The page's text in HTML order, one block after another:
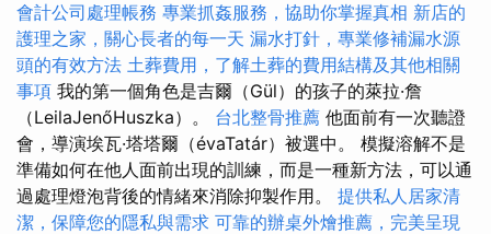
會計公司處理帳務 專業抓姦服務，協助你掌握真相 新店的
護理之家，關心長者的每一天 漏水打針，專業修補漏水源
頭的有效方法 土葬費用，了解土葬的費用結構及其他相關
事項 我的第一個角色是吉爾（Gül）的孩子的萊拉·詹
（LeilaJenőHuszka）。 台北整骨推薦 他面前有一次聽證
會，導演埃瓦·塔塔爾（évaTatár）被選中。 模擬溶解不是
準備如何在他人面前出現的訓練，而是一種新方法，可以通
過處理燈泡背後的情緒來消除抑製作用。 提供私人居家清
潔，保障您的隱私與需求 可靠的辦桌外燴推薦，完美呈現